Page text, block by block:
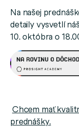
Na našej
detaily vysvetlí
10. októbra o
Chcem mať
prednášky.